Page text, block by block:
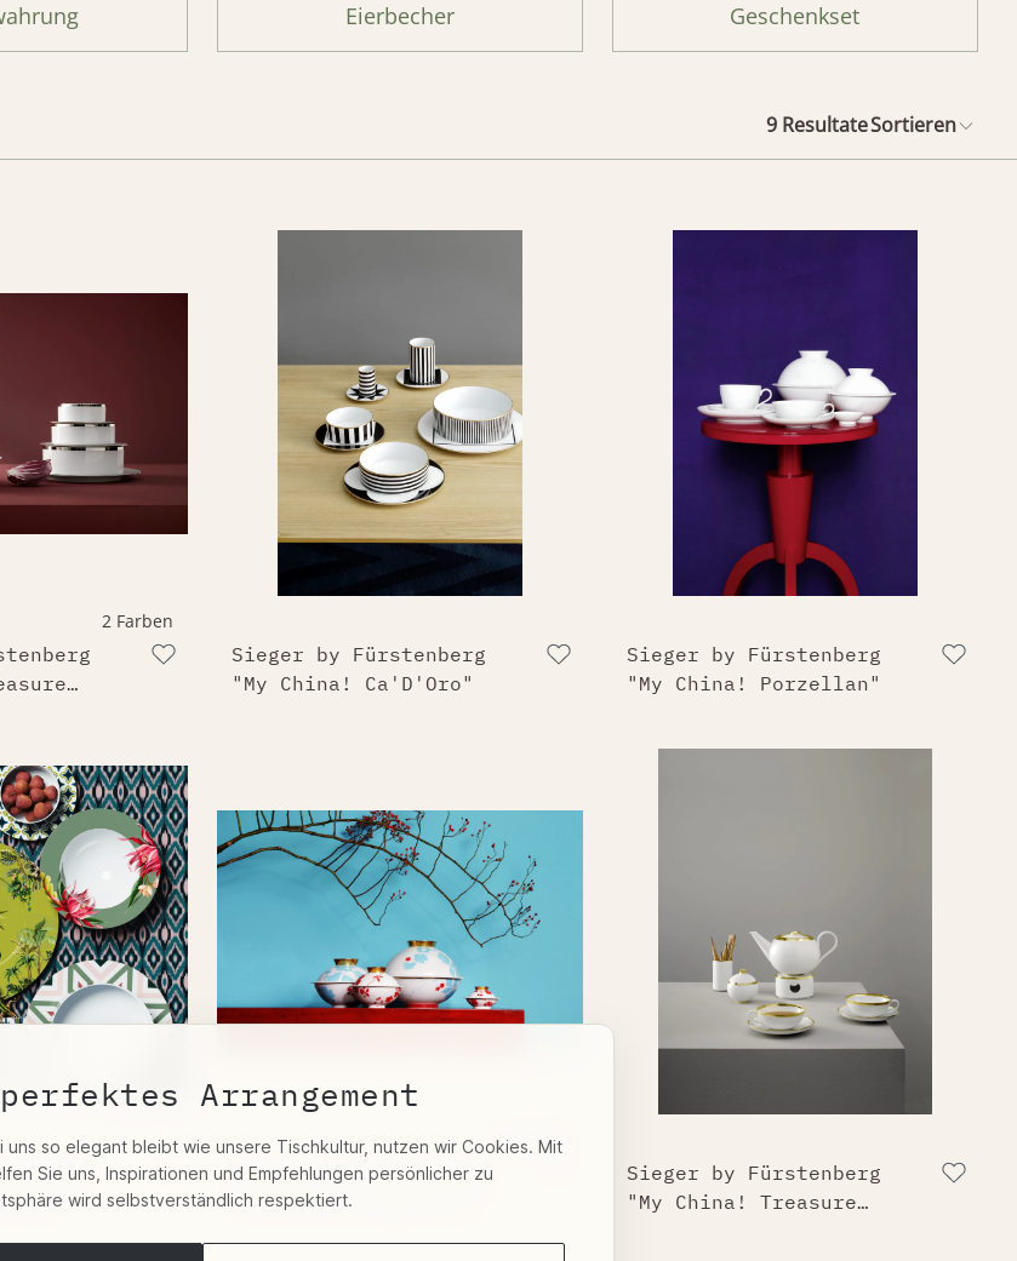
Eierbecher Geschenkset
9 ResultateSortieren
2 Farben
Sieger by Fürstenberg
"My China! Ca'D'Oro"
Sieger by Fürstenberg
"My China! Porzellan"
2 Farben
Sieger by Fürstenberg
"My China! Emperor's
Sieger by Fürstenberg
"My China! Treasure
Arrangement
uns so elegant bleibt wie unsere Tischkultur, nutzen wir Cookies. Mit
Sie uns, Inspirationen und Empfehlungen persönlicher zu
wird selbstverständlich respektiert.